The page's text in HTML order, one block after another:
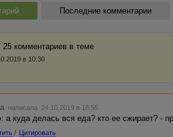
Последние комментарии
комментариев в темe
в 10:30
написала 24.10.2019 в 18:55
а куда делась вся еда? кто ее сжирает? -
/ Цитировать